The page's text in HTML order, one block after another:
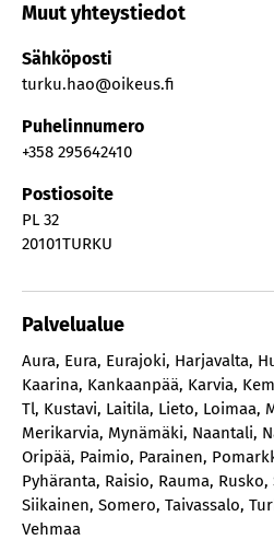
Muut yhteystiedot
Sähköposti
turku.hao@oikeus.fi
Puhelinnumero
+358 295642410
Postiosoite
PL 32
20101TURKU
Palvelualue
Aura, Eura, Eurajoki, Harjavalta,
Kaarina, Kankaanpää, Karvia,
Tl, Kustavi, Laitila, Lieto, Loimaa,
Merikarvia, Mynämäki, Naantali,
Oripää, Paimio, Parainen,
Pyhäranta, Raisio, Rauma, Rusko,
Siikainen, Somero, Taivassalo,
Vehmaa